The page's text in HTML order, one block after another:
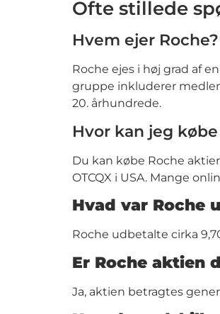
Ofte stillede
Hvem ejer Roche?
Roche ejes i høj grad af
gruppe inkluderer
20. århundrede.
Hvor kan jeg
Du kan købe Roche
OTCQX i USA. Mange
Hvad var Roche
Roche udbetalte cirka
Er Roche aktien
Ja, aktien betragtes